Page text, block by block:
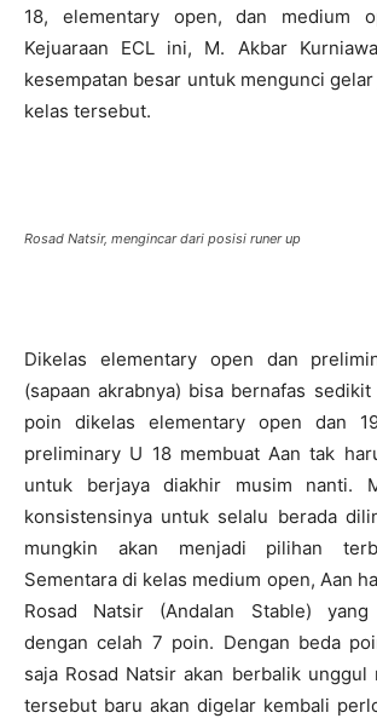
18, elementary open, dan medium
Kejuaraan ECL ini, M. Akbar
kesempatan besar untuk mengunci
kelas tersebut.
Rosad Natsir, mengincar dari posisi runer up
Dikelas elementary open dan
(sapaan akrabnya) bisa bernafas
poin dikelas elementary open dan
preliminary U 18 membuat Aan tak
untuk berjaya diakhir musim nanti.
konsistensinya untuk selalu berada
mungkin akan menjadi pilihan
Sementara di kelas medium open, Aan
Rosad Natsir (Andalan Stable)
dengan celah 7 poin. Dengan beda
saja Rosad Natsir akan berbalik unggul
tersebut baru akan digelar kembali